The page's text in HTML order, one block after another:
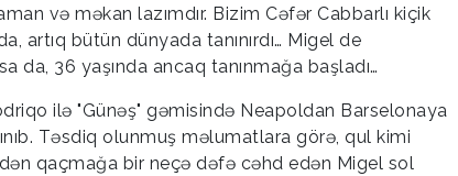
və məkan lazımdır. Bizim Cəfər Cabbarlı kiçik
artıq bütün dünyada tanınırdı… Migel de
da, 36 yaşında ancaq tanınmağa başladı…
ilə "Günəş" gəmisində Neapoldan Barselonaya
Təsdiq olunmuş məlumatlara görə, qul kimi
qaçmağa bir neçə dəfə cəhd edən Migel sol